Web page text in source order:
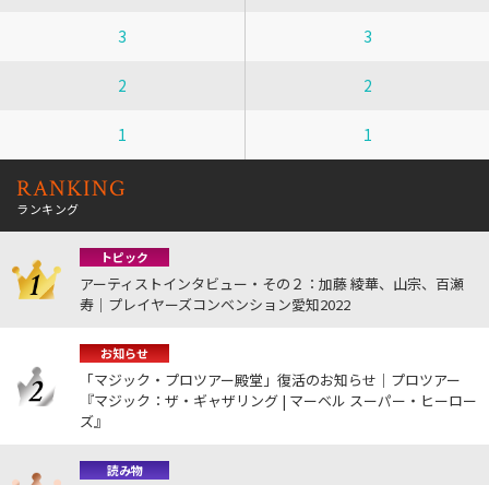
3 3
2 2
1 1
RANKING
ランキング
トピック
アーティストインタビュー・その２：加藤 綾華、山宗、百瀬
寿｜プレイヤーズコンベンション愛知2022
お知らせ
「マジック・プロツアー殿堂」復活のお知らせ｜プロツアー
『マジック：ザ・ギャザリング | マーベル スーパー・ヒーロー
ズ』
読み物